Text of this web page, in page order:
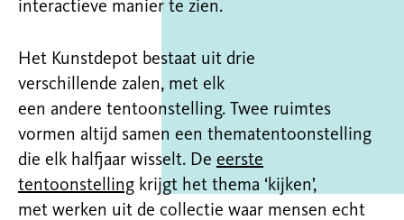
interactieve manier te zien.
Het Kunstdepot bestaat uit drie
verschillende zalen, met elk
een andere tentoonstelling. Twee ruimtes
vormen altijd samen een thematentoonstelling
die elk halfjaar wisselt. De eerste
tentoonstelling krijgt het thema ‘kijken’,
met werken uit de collectie waar mensen echt